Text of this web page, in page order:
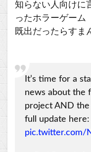
知らない人向けに
ったホラーゲーム
既出だったらすま
It’s time for a
news about the
project AND the
full update here:
pic.twitter.com/